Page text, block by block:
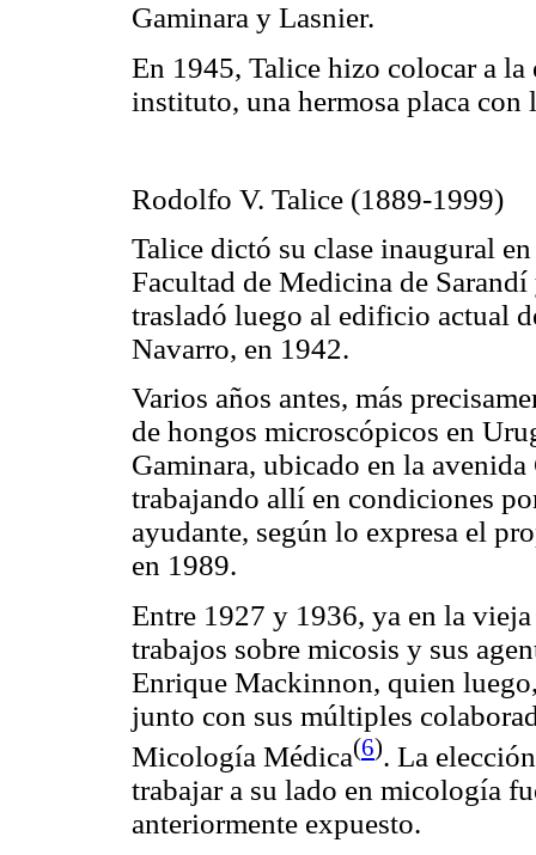
Gaminara y Lasnier.
En 1945, Talice hizo colocar a la
instituto, una hermosa placa
Rodolfo V. Talice (1889-1999)
Talice dictó su clase inaugural
Facultad de Medicina de
trasladó luego al edificio actual
Navarro, en 1942.
Varios años antes, más
de hongos microscópicos en
Gaminara, ubicado en la
trabajando allí en condiciones
ayudante, según lo expresa el
en 1989.
Entre 1927 y 1936, ya en la
trabajos sobre micosis y sus
Enrique Mackinnon, quien
junto con sus múltiples
Micología Médica(6). La
trabajar a su lado en micología
anteriormente expuesto.